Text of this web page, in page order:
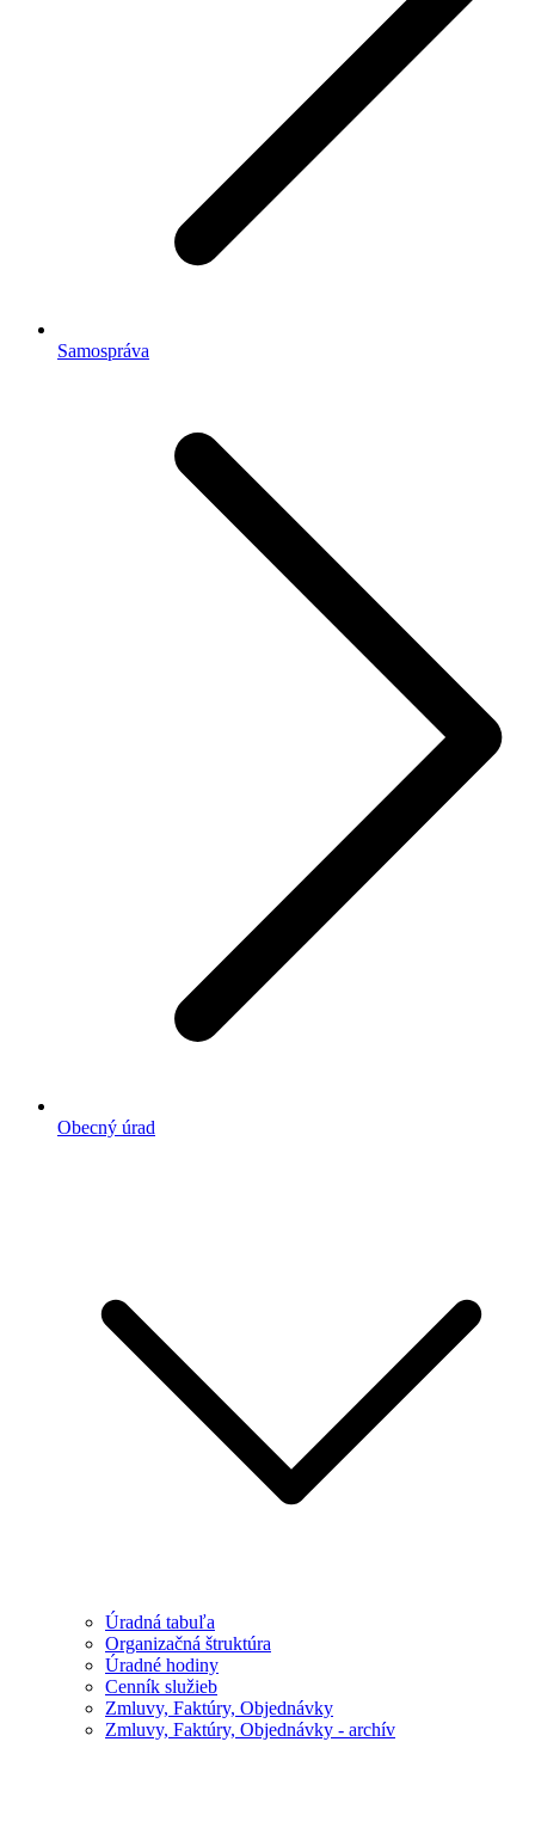
Samospráva
Obecný úrad
Úradná tabuľa
Organizačná štruktúra
Úradné hodiny
Cenník služieb
Zmluvy, Faktúry, Objednávky
Zmluvy, Faktúry, Objednávky - archív